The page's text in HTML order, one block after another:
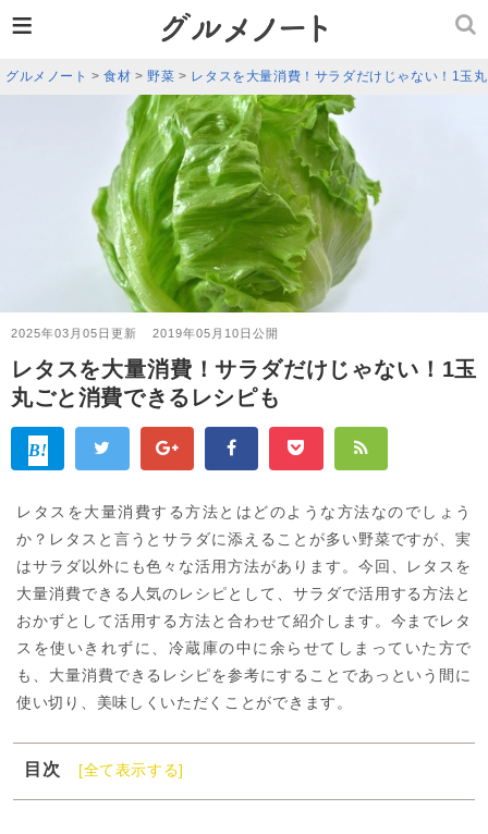
グルメノート >食材 >野菜 > レタスを大量消費！サラダだけじゃない！1玉
2025年03月05日更新 2019年05月10日公開
レタスを大量消費！サラダだけじゃない！1玉
丸ごと消費できるレシピも
レタスを大量消費する方法とはどのような方法なのでしょう
か？レタスと言うとサラダに添えることが多い野菜ですが、実
はサラダ以外にも色々な活用方法があります。今回、レタスを
大量消費できる人気のレシピとして、サラダで活用する方法と
おかずとして活用する方法と合わせて紹介します。今までレタ
スを使いきれずに、冷蔵庫の中に余らせてしまっていた方で
も、大量消費できるレシピを参考にすることであっという間に
使い切り、美味しくいただくことができます。
目次
[全て表示する]
1
レタスを大量消費するには？
≡